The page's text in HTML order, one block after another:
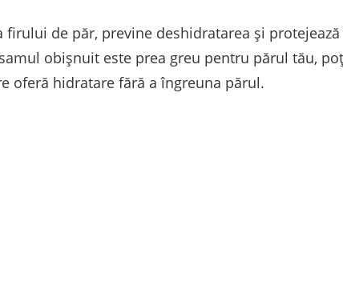
firului de păr, previne deshidratarea și
obișnuit este prea greu pentru părul tău,
oferă hidratare fără a îngreuna părul.